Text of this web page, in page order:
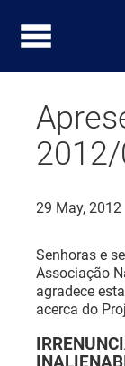
29 May, 2012
Senhoras e
Associação
agradece
acerca do